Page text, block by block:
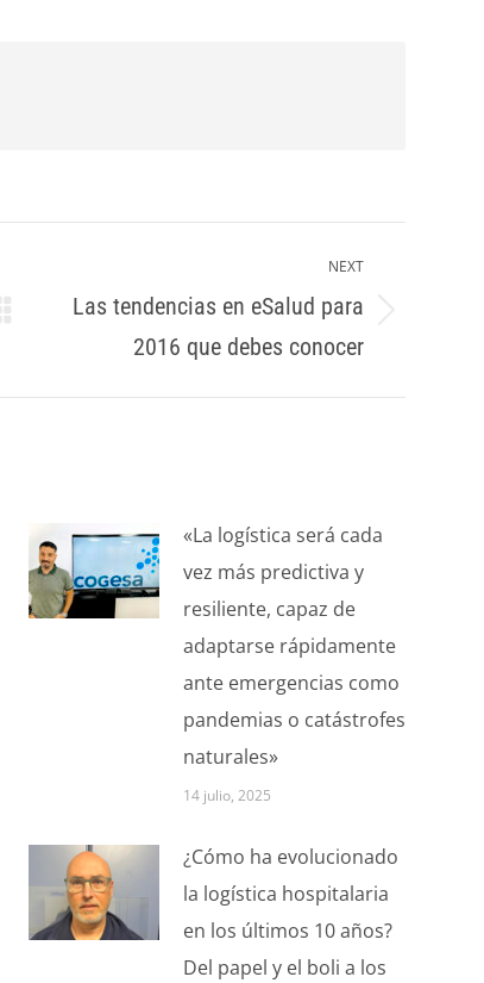
NEXT
Las tendencias en eSalud para
2016 que debes conocer
«La logística será cada
vez más predictiva y
resiliente, capaz de
adaptarse rápidamente
ante emergencias como
pandemias o catástrofes
naturales»
14 julio, 2025
¿Cómo ha evolucionado
la logística hospitalaria
en los últimos 10 años?
Del papel y el boli a los